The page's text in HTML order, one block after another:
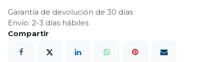
Garantía de devolución de 30 días
Envío: 2-3 días hábiles